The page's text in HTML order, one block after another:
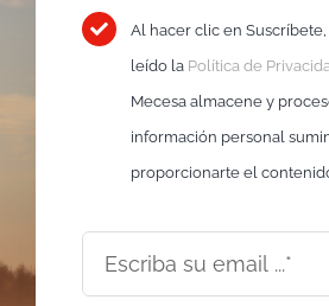
Al hacer clic en
leído la Política de
Mecesa almacene y
información personal
proporcionarte el